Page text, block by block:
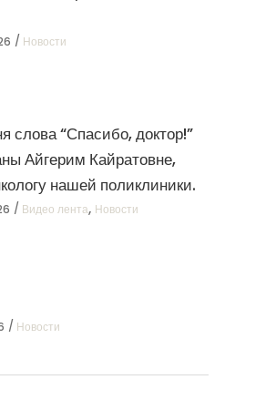
Новости
слова “Спасибо, доктор!”
Айгерим Кайратовне,
нашей поликлиники.
Видео лента, Новости
Новости